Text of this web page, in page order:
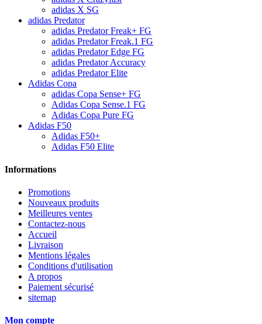
adidas X SG
adidas Predator
adidas Predator Freak+ FG
adidas Predator Freak.1 FG
adidas Predator Edge FG
adidas Predator Accuracy
adidas Predator Elite
Adidas Copa
adidas Copa Sense+ FG
Adidas Copa Sense.1 FG
Adidas Copa Pure FG
Adidas F50
Adidas F50+
Adidas F50 Elite
Informations
Promotions
Nouveaux produits
Meilleures ventes
Contactez-nous
Accueil
Livraison
Mentions légales
Conditions d'utilisation
A propos
Paiement sécurisé
sitemap
Mon compte